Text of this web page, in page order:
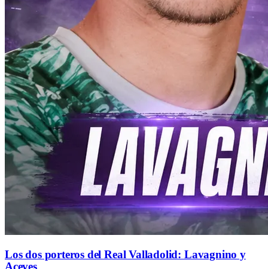
Los dos porteros del Real Valladolid: Lavagnino y
Aceves